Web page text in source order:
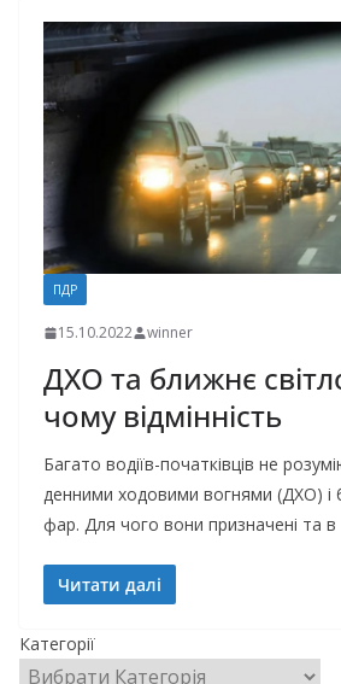
ПДР
15.10.2022 winner
ДХО та ближнє
чому відмінність
Багато водіїв-початківців не
денними ходовими вогнями (ДХО) і
фар. Для чого вони призначені та в
Читати далі
Категорії